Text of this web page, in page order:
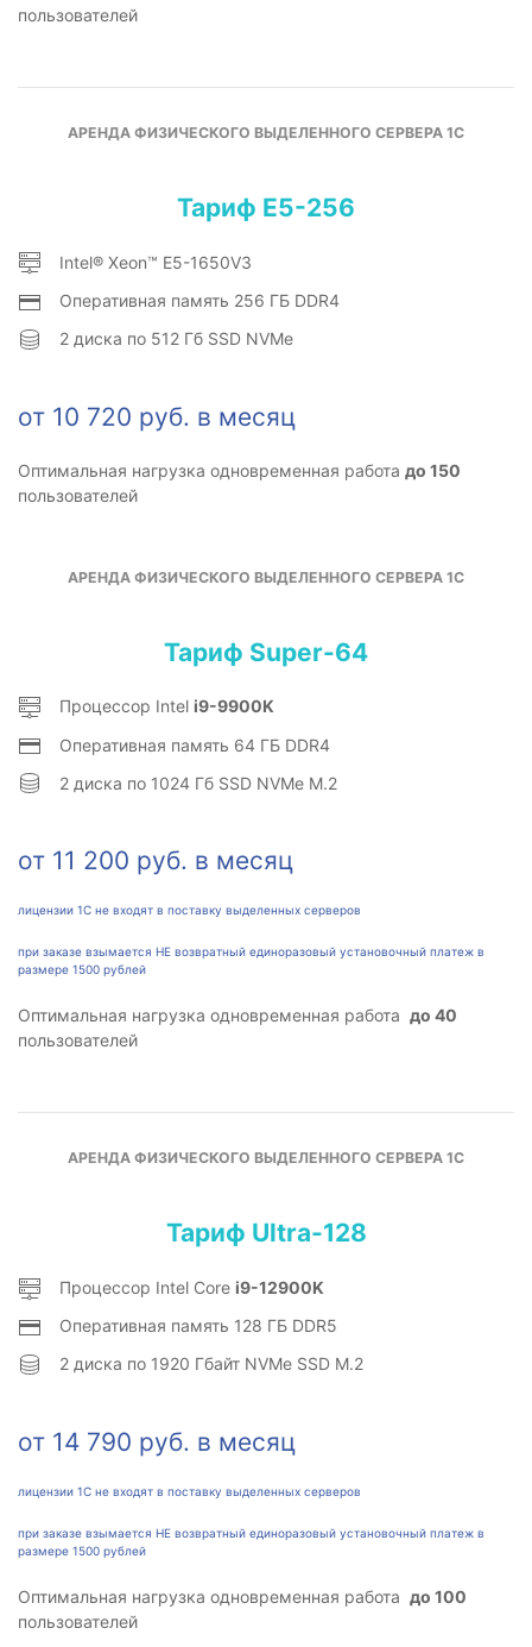
пользователей
АРЕНДА ФИЗИЧЕСКОГО ВЫДЕЛЕННОГО СЕРВЕРА 1С
Тариф E5-256
Intel® Xeon™ E5-1650V3
Оперативная память 256 ГБ DDR4
2 диска по 512 Гб SSD NVMe
от 10 720 руб. в месяц
Оптимальная нагрузка одновременная работа до 150
пользователей
АРЕНДА ФИЗИЧЕСКОГО ВЫДЕЛЕННОГО СЕРВЕРА 1С
Тариф Super-64
Процессор Intel i9-9900K
Оперативная память 64 ГБ DDR4
2 диска по 1024 Гб SSD NVMe M.2
от 11 200 руб. в месяц
лицензии 1С не входят в поставку выделенных серверов
при заказе взымается НЕ возвратный единоразовый установочный платеж в
размере 1500 рублей
Оптимальная нагрузка одновременная работа до 40
пользователей
АРЕНДА ФИЗИЧЕСКОГО ВЫДЕЛЕННОГО СЕРВЕРА 1С
Тариф Ultra-128
Процессор Intel Core i9-12900K
Оперативная память 128 ГБ DDR5
2 диска по 1920 Гбайт NVMe SSD M.2
от 14 790 руб. в месяц
лицензии 1С не входят в поставку выделенных серверов
при заказе взымается НЕ возвратный единоразовый установочный платеж в
размере 1500 рублей
Оптимальная нагрузка одновременная работа до 100
пользователей